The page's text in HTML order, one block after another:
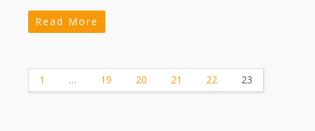
Read More
1 … 19 20 21 22 23